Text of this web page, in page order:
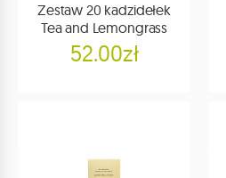
Zestaw 20 kadzidełek
Tea and Lemongrass
52.00zł